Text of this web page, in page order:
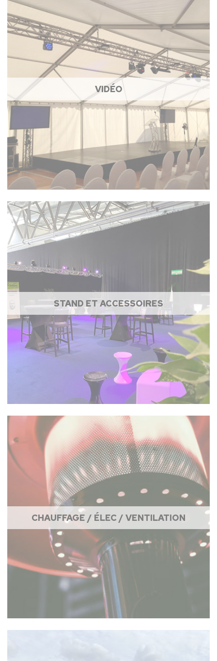
VIDÉO
STAND ET ACCESSOIRES
CHAUFFAGE / ÉLEC / VENTILATION